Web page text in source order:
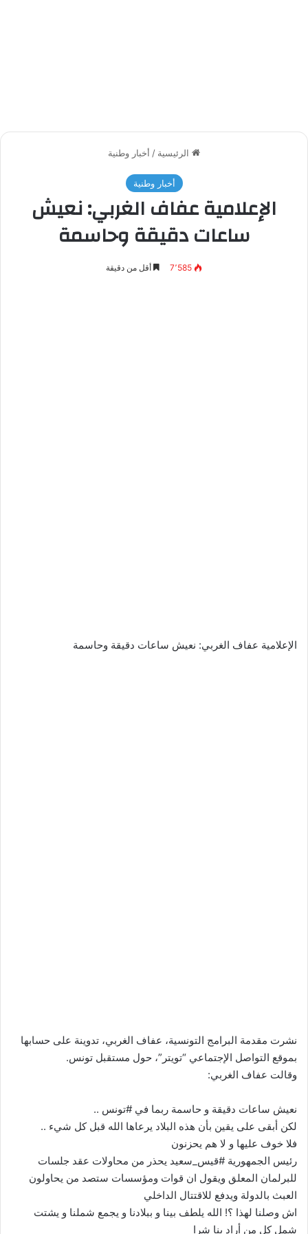
الرئيسية / أخبار وطنية
أخبار وطنية
الإعلامية عفاف الغربي: نعيش
ساعات دقيقة وحاسمة
7٬585 أقل من دقيقة
الإعلامية عفاف الغربي: نعيش ساعات دقيقة وحاسمة
نشرت مقدمة البرامج التونسية، عفاف الغربي، تدوينة على حسابها
بموقع التواصل الإجتماعي “تويتر”، حول مستقبل تونس.
وقالت عفاف الغربي:
نعيش ساعات دقيقة و حاسمة ربما في #تونس ..
لكن أبقى على يقين بأن هذه البلاد يرعاها الله قبل كل شيء ..
فلا خوف عليها و لا هم يحزنون
رئيس الجمهورية #قيس_سعيد يحذر من محاولات عقد جلسات
للبرلمان المعلق ويقول ان قوات ومؤسسات ستصد من يحاولون
العبث بالدولة ويدفع للاقتتال الداخلي
اش وصلنا لهذا ؟! الله يلطف بينا و ببلادنا و يجمع شملنا و يشتت
شمل كل من أراد بنا شرا